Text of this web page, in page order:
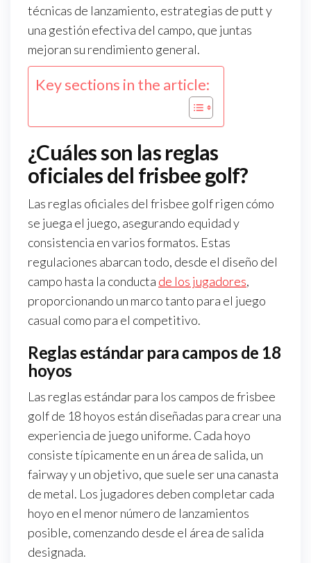
técnicas de lanzamiento, estrategias de putt y
una gestión efectiva del campo, que juntas
mejoran su rendimiento general.
Key sections in the article:
¿Cuáles son las reglas
oficiales del frisbee golf?
Las reglas oficiales del frisbee golf rigen cómo
se juega el juego, asegurando equidad y
consistencia en varios formatos. Estas
regulaciones abarcan todo, desde el diseño del
campo hasta la conducta de los jugadores,
proporcionando un marco tanto para el juego
casual como para el competitivo.
Reglas estándar para campos de 18
hoyos
Las reglas estándar para los campos de frisbee
golf de 18 hoyos están diseñadas para crear una
experiencia de juego uniforme. Cada hoyo
consiste típicamente en un área de salida, un
fairway y un objetivo, que suele ser una canasta
de metal. Los jugadores deben completar cada
hoyo en el menor número de lanzamientos
posible, comenzando desde el área de salida
designada.